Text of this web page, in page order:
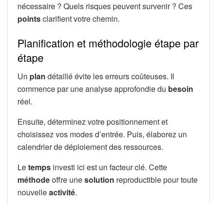
nécessaire ? Quels risques peuvent survenir ? Ces
pointsclarifient votre chemin.
Planification et méthodologie étape par
étape
Un plan détaillé évite les erreurs coûteuses. Il
commence par une analyse approfondie du besoin
réel.
Ensuite, déterminez votre positionnement et
choisissez vos modes d’entrée. Puis, élaborez un
calendrier de déploiement des ressources.
Letemps investi ici est un facteur clé. Cette
méthodeoffre unesolution reproductible pour toute
nouvelleactivité.